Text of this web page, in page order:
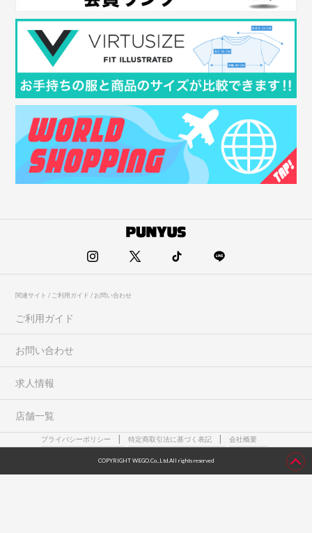
関連サイト / ご利用ガイド / お問い合わせ
ご利用ガイド
お問い合わせ
求人情報
店舗一覧
プライバシーポリシー 特定商取引法に基づく表記 会社概要
COPYRIGHT WEGO.Co.,Ltd.All rights reserved